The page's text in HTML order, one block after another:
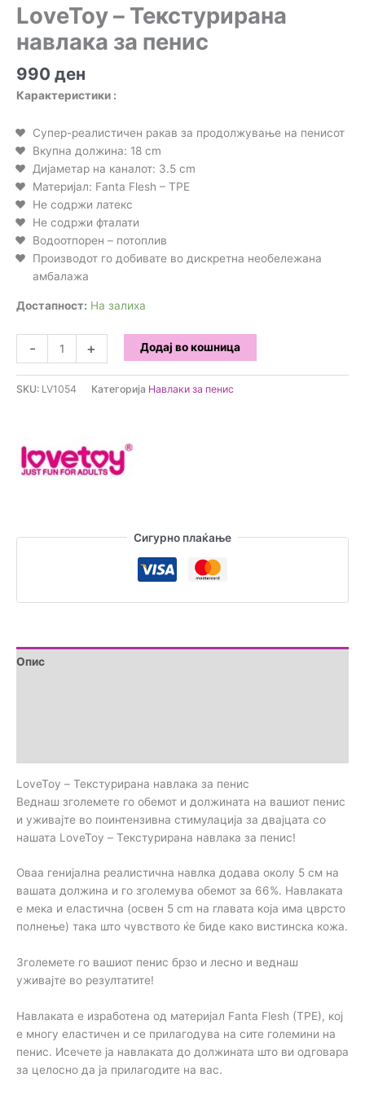
LoveToy – Текстурирана
навлака за пенис
990 ден
Карактеристики :
Супер-реалистичен ракав за продолжување на пенисот
Вкупна должина: 18 cm
Дијаметар на каналот: 3.5 cm
Материјал: Fanta Flesh – TPE
Не содржи латекс
Не содржи фталати
Водоотпорен – потоплив
Производот го добивате во дискретна необележана
амбалажа
Достапност: На залиха
-
-
Текстурирана
навлака
количина
+ Додај во кошница
SKU: LV1054 Категорија Навлаки за пенис
Сигурно плаќање
Опис
LoveToy – Текстурирана навлака за пенис
Веднаш зголемете го обемот и должината на вашиот пенис
и уживајте во поинтензивна стимулација за двајцата со
нашата LoveToy – Текстурирана навлака за пенис!
Оваа генијална реалистична навлка додава околу 5 см на
вашата должина и го зголемува обемот за 66%. Навлаката
е мека и еластична (освен 5 cm на главата која има цврсто
полнење) така што чувството ќе биде како вистинска кожа.
Зголемете го вашиот пенис брзо и лесно и веднаш
уживајте во резултатите!
Навлаката е изработена од материјал Fanta Flesh (TPE), кој
е многу еластичен и се прилагодува на сите големини на
пенис. Исечете ја навлаката до должината што ви одговара
за целосно да ја прилагодите на вас.